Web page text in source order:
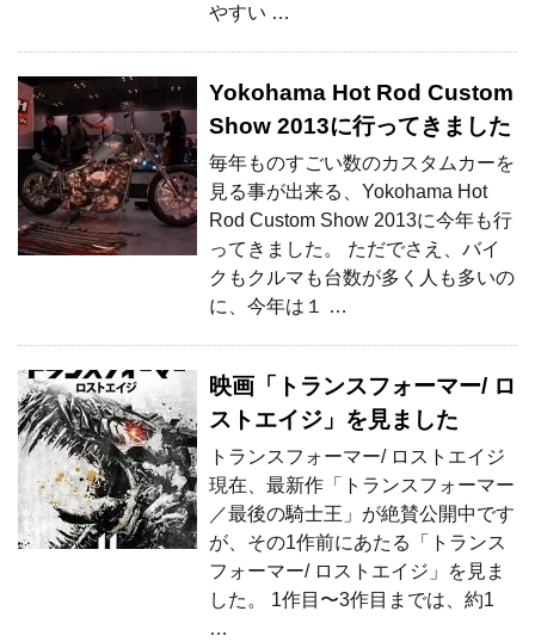
やすい …
Yokohama Hot Rod Custom
Show 2013に行ってきました
毎年ものすごい数のカスタムカーを
見る事が出来る、Yokohama Hot
Rod Custom Show 2013に今年も行
ってきました。 ただでさえ、バイ
クもクルマも台数が多く人も多いの
に、今年は１ …
映画「トランスフォーマー/ ロ
ストエイジ」を見ました
トランスフォーマー/ ロストエイジ
現在、最新作「トランスフォーマー
／最後の騎士王」が絶賛公開中です
が、その1作前にあたる「トランス
フォーマー/ ロストエイジ」を見ま
した。 1作目〜3作目までは、約1
…